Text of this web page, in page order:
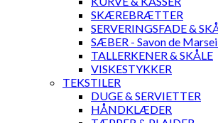
SKÆREBRÆTTER
SERVERINGSFADE &
SÆBER - Savon de
TALLERKENER & SKÅLE
VISKESTYKKER
TEKSTILER
DUGE & SERVIETTER
HÅNDKLÆDER